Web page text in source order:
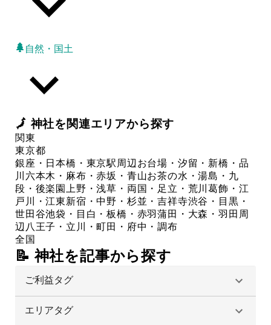
自然・国土
🗾神社を関連エリアから探す
関東
東京都
銀座・日本橋・東京駅周辺 お台場・汐留・新橋・品
川 六本木・麻布・赤坂・青山お茶の水・湯島・九
段・後楽園 上野・浅草・両国・足立・荒川葛飾・江
戸川・江東新宿・中野・杉並・吉祥寺渋谷・目黒・
世田谷池袋・目白・板橋・赤羽蒲田・大森・羽田周
辺 八王子・立川・町田・府中・調布
全国
📝 神社を記事から探す
ご利益タグ
エリアタグ